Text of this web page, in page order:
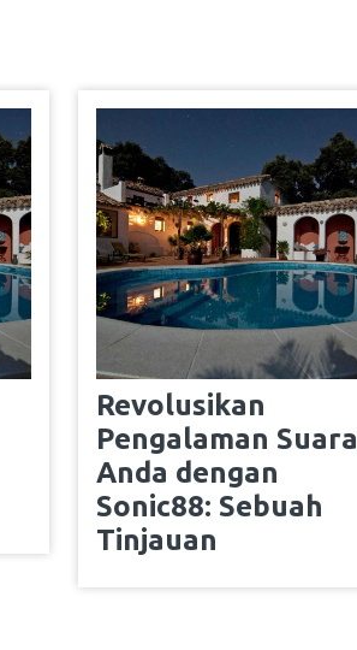
Revolusikan
Pengalaman Suara
Anda dengan
Sonic88: Sebuah
Tinjauan